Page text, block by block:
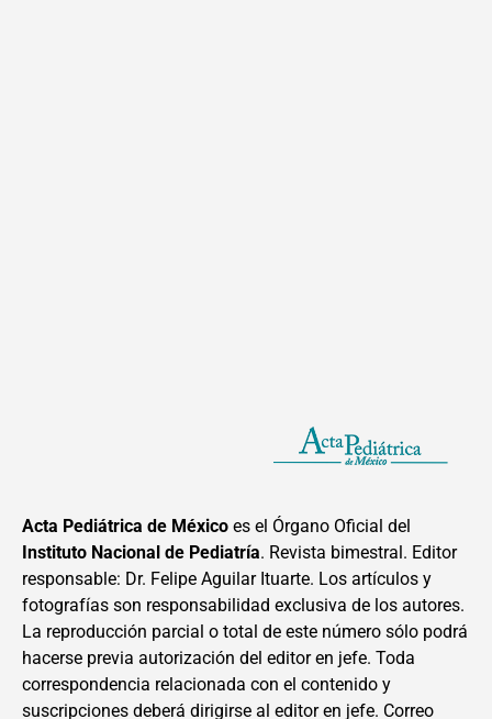
Acta Pediátrica de México es el Órgano Oficial del
Instituto Nacional de Pediatría. Revista bimestral. Editor
responsable: Dr. Felipe Aguilar Ituarte. Los artículos y
fotografías son responsabilidad exclusiva de los autores.
La reproducción parcial o total de este número sólo podrá
hacerse previa autorización del editor en jefe. Toda
correspondencia relacionada con el contenido y
suscripciones deberá dirigirse al editor en jefe. Correo